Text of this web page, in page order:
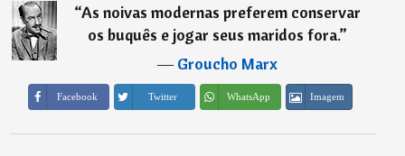
“As noivas modernas preferem conservar
os buquês e jogar seus maridos fora.”
―Groucho Marx
Facebook Twitter WhatsApp Imagem